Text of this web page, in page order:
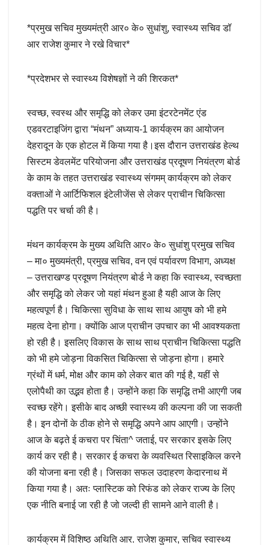
*प्रमुख सचिव मुख्यमंत्री आर० के० सुधांशु, स्वास्थ्य सचिव डॉ
आर राजेश कुमार ने रखे विचार*
*प्रदेशभर से स्वास्थ्य विशेषज्ञों ने की शिरकत*
स्वच्छ, स्वस्थ और समृद्धि को लेकर उमा इंटरटेनमेंट एंड
एडवरटाइजिंग द्वारा “मंथन” अध्याय-1 कार्यक्रम का आयोजन
देहरादून के एक होटल में किया गया है।इस दौरान उत्तराखंड हेल्थ
सिस्टम डेवलमेंट परियोजना और उत्तराखंड प्रदूषण नियंत्रण बोर्ड
के काम के तहत उत्तराखंड स्वास्थ्य संगमम् कार्यक्रम को लेकर
वक्ताओं ने आर्टिफिशल इंटेलीजेंस से लेकर प्राचीन चिकित्सा
पद्धति पर चर्चा की है।
मंथन कार्यक्रम के मुख्य अथिति आर० के० सुधांशु प्रमुख सचिव
– मा० मुख्यमंत्री, प्रमुख सचिव, वन एवं पर्यावरण विभाग, अध्यक्ष
– उत्तराखण्ड प्रदूषण नियंत्रण बोर्ड ने कहा कि स्वास्थ्य, स्वच्छता
और समृद्धि को लेकर जो यहां मंथन हुआ है यही आज के लिए
महत्वपूर्ण है। चिकित्सा सुविधा के साथ साथ आयुष को भी हमे
महत्व देना होगा। क्योंकि आज प्राचीन उपचार का भी आवश्यकता
हो रही है। इसलिए विकास के साथ साथ प्राचीन चिकित्सा पद्धति
को भी हमे जोड़ना विकसित चिकित्सा से जोड़ना होगा। हमारे
ग्रंथों में धर्म, मोक्ष और काम को लेकर बात की गई है, यहीं से
एलोपैथी का उद्भव होता है। उन्होंने कहा कि समृद्धि तभी आएगी जब
स्वच्छ रहेंगे। इसीके बाद अच्छी स्वास्थ्य की कल्पना की जा सकती
है। इन दोनों के ठीक होने से समृद्धि अपने आप आएगी। उन्होंने
आज के बढ़ते ई कचरा पर चिंता^ जताई, पर सरकार इसके लिए
कार्य कर रही है। सरकार ई कचरा के व्यवस्थित रिसाइकिल करने
की योजना बना रही है। जिसका सफल उदाहरण केदारनाथ में
किया गया है। अतः प्लास्टिक को रिफंड को लेकर राज्य के लिए
एक नीति बनाई जा रही है जो जल्दी ही सामने आने वाली है।
कार्यक्रम में विशिष्ठ अथिति आर. राजेश कुमार, सचिव स्वास्थ्य